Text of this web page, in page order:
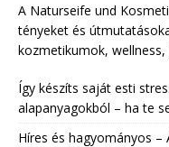
A Naturseife und
tényeket és
kozmetikumok,
Így készíts saját esti
alapanyagokból – ha te
Híres és hagyományos –